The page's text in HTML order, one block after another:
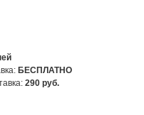
БЕСПЛАТНО
290 руб.